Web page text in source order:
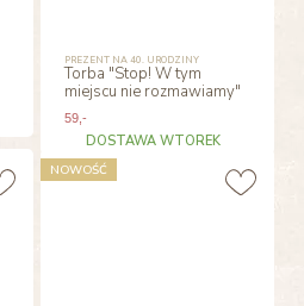
PREZENT NA 40. URODZINY
Torba "Stop! W tym
miejscu nie rozmawiamy"
59 ,-
DOSTAWA WTOREK
NOWOŚĆ